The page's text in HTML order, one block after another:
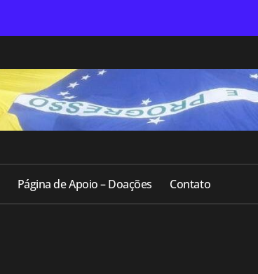
Página de Apoio – Doações Contato